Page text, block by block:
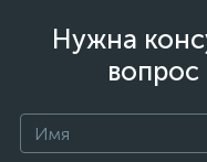
Нужна